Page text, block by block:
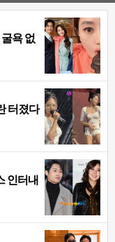
굴욕 없
터졌다
인터내